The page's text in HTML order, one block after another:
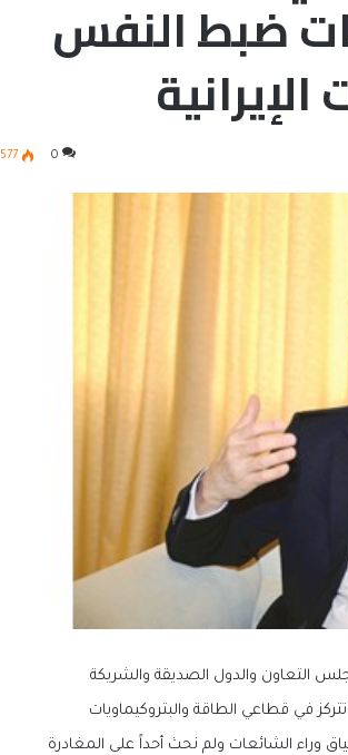
ضبط النفس
0
577
التعاون والدول الصديقة والشريكة
في قطاعي الطاقة والبتروكيماويات
وراء الشائعات ولم نحث أحداً على المغادرة